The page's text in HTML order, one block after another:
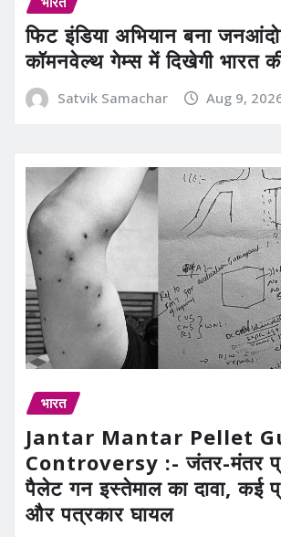
फिट इंडिया अभियान बना
कॉमनवेल्थ गेम्स में दिखेगी भारत
Satvik Samachar Aug 9,
भारत
Jantar Mantar Pellet
Controversy :- जंतर-मंतर
पैलेट गन इस्तेमाल का दावा, कई
और पत्रकार घायल